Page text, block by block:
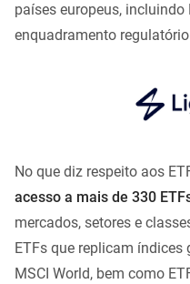
países europeus,
enquadramento
No que diz respeito aos
acesso a mais de 330
mercados, setores e
ETFs que replicam
MSCI World, bem como